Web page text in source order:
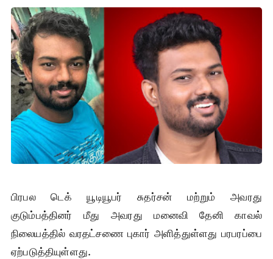
பிரபல டெக் யூடியூபர் சுதர்சன் மற்றும் அவரது
குடும்பத்தினர் மீது அவரது மனைவி தேனி காவல்
நிலையத்தில் வரதட்சணை புகார் அளித்துள்ளது பரபரப்பை
ஏற்படுத்தியுள்ளது.